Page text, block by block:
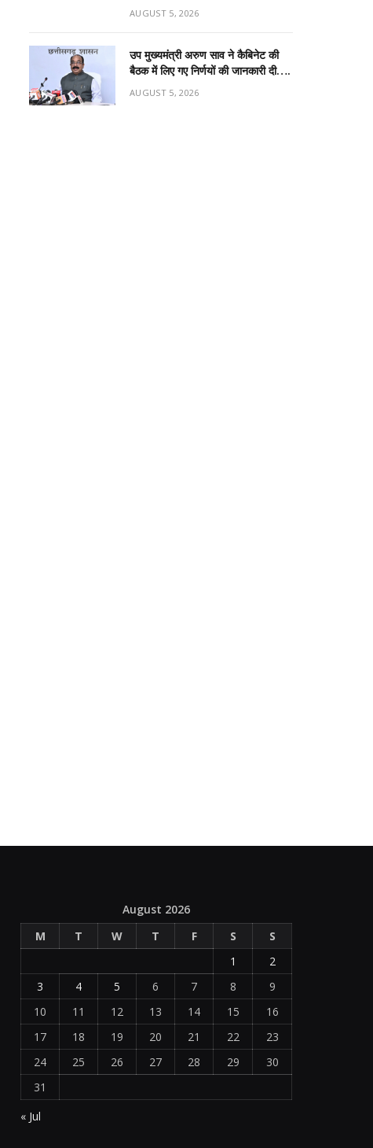
AUGUST 5, 2026
उप मुख्यमंत्री अरुण साव ने कैबिनेट की
बैठक में लिए गए निर्णयों की जानकारी दी….
AUGUST 5, 2026
August 2026
M
T W T F S
S
1
2
3
4 5 6 7 8
9
10
11 12 13 14 15
16
17
18 19 20 21 22
23
24
25 26 27 28 29
30
31
« Jul